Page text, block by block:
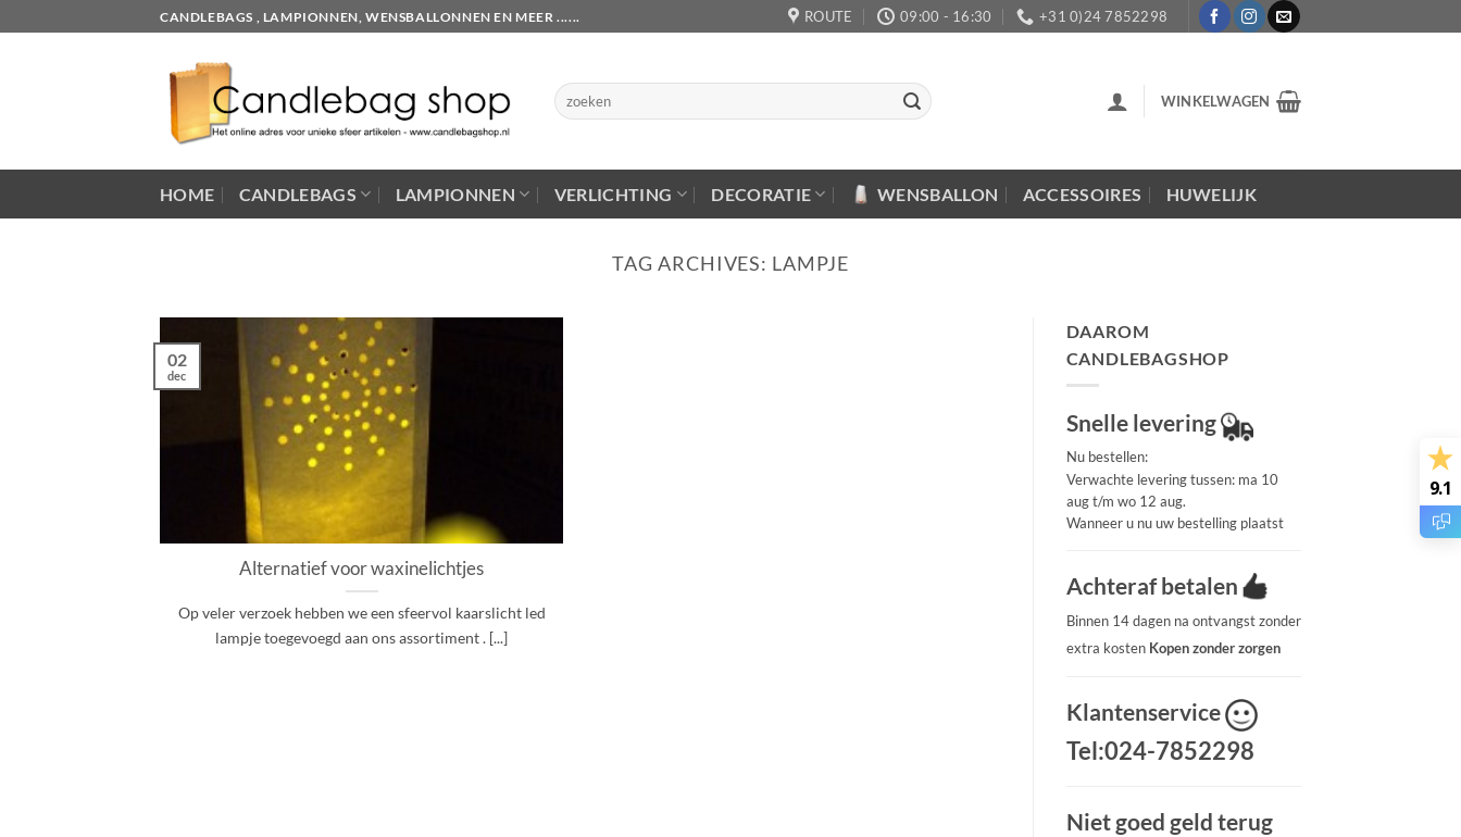
to
CANDLEBAGS , LAMPIONNEN, WENSBALLONNEN EN MEER ...... ROUTE 09:00 - 16:30 +31 0)24 7852298
Zoeken
naar:
WINKELWAGEN
HOME CANDLEBAGS LAMPIONNEN VERLICHTING DECORATIE WENSBALLON ACCESSOIRES HUWELIJK
TAG ARCHIVES: LAMPJE
Alternatief voor waxinelichtjes
Op veler verzoek hebben we een sfeervol kaarslicht led
lampje toegevoegd aan ons assortiment . [...]
02
dec
DAAROM
CANDLEBAGSHOP
Snelle levering
Nu bestellen:
Verwachte levering tussen: ma 10
aug t/m wo 12 aug.
Wanneer u nu uw bestelling plaatst
Achteraf betalen
Binnen 14 dagen na ontvangst zonder
extra kosten Kopen zonder zorgen
Klantenservice
Tel:024-7852298
Niet goed geld terug
9.1